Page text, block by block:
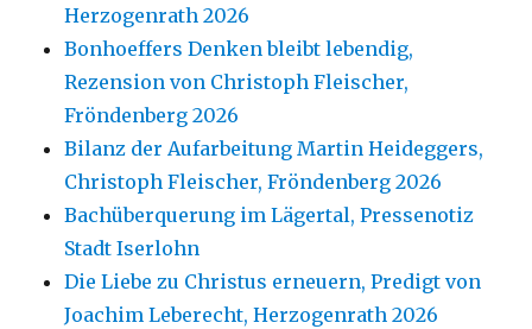
Herzogenrath 2026
Bonhoeffers Denken bleibt lebendig,
Rezension von Christoph Fleischer,
Fröndenberg 2026
Bilanz der Aufarbeitung Martin Heideggers,
Christoph Fleischer, Fröndenberg 2026
Bachüberquerung im Lägertal, Pressenotiz
Stadt Iserlohn
Die Liebe zu Christus erneuern, Predigt von
Joachim Leberecht, Herzogenrath 2026